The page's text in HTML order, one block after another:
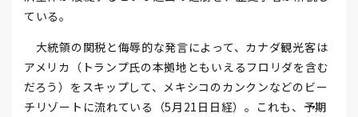
ている。
大統領の関税と侮辱的な発言によって、カナダ観光客は
アメリカ（トランプ氏の本拠地ともいえるフロリダを含む
だろう）をスキップして、メキシコのカンクンなどのビー
チリゾートに流れている（5月21日日経）。これも、予期